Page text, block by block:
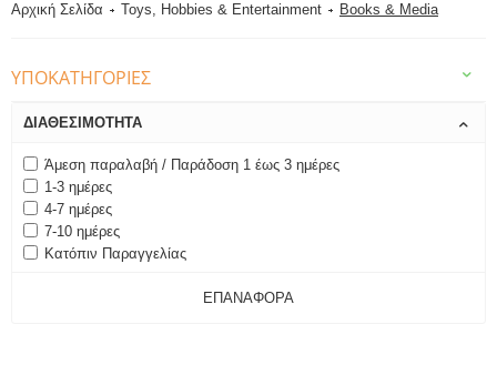
Αρχική Σελίδα Toys, Hobbies & Entertainment Books & Media
ΥΠΟΚΑΤΗΓΟΡΊΕΣ
ΔΙΑΘΕΣΙΜΌΤΗΤΑ
Άμεση παραλαβή / Παράδοση 1 έως 3 ημέρες
1-3 ημέρες
4-7 ημέρες
7-10 ημέρες
Κατόπιν Παραγγελίας
ΕΠΑΝΑΦΟΡΆ